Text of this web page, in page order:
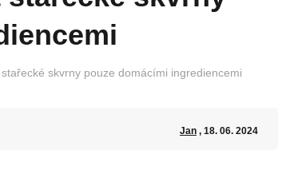
skvrny pouze domácími ingrediencemi
Jan, 18. 06. 2024